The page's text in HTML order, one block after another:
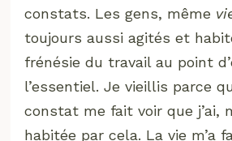
constats. Les gens, même
toujours aussi agités et
frénésie du travail au point
l’essentiel. Je vieillis parce
constat me fait voir que j’ai,
habitée par cela. La vie m’a